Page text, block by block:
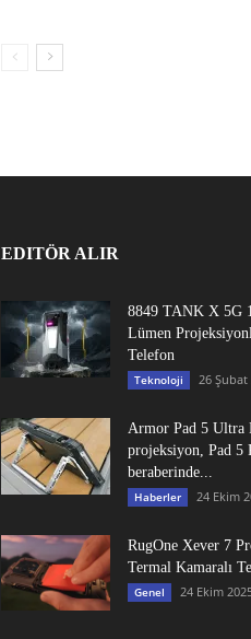
EDITÖR ALIR
8849 TANK X 5G
Lümen
Telefon
Teknoloji 26 Şubat
Armor Pad 5 Ultra
projeksiyon, Pad 5
beraberinde...
Haberler 24 Ekim
RugOne Xever 7
Termal Kamaralı
Genel 24 Ekim